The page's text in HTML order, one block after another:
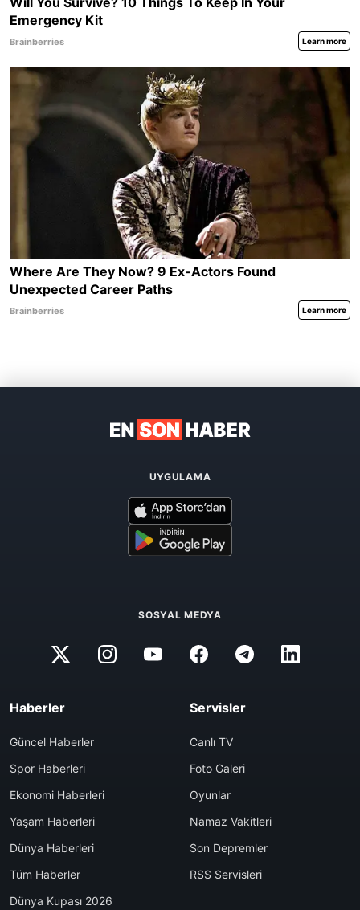
UYGULAMA
SOSYAL MEDYA
Haberler
Güncel Haberler
Spor Haberleri
Ekonomi Haberleri
Yaşam Haberleri
Dünya Haberleri
Tüm Haberler
Dünya Kupası 2026
Servisler
Canlı TV
Foto Galeri
Oyunlar
Namaz Vakitleri
Son Depremler
RSS Servisleri